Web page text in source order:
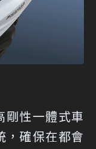
剛性一體式車
，確保在都會